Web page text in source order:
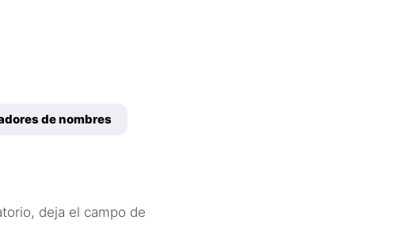
de nombres
deja el campo de